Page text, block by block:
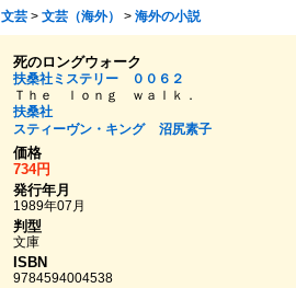
文芸> 文芸（海外） > 海外の小説
死のロングウォーク
扶桑社ミステリー ００６２
Ｔｈｅ ｌｏｎｇ ｗａｌｋ．
扶桑社
スティーヴン・キング
沼尻素子
価格
734円
発行年月
1989年07月
判型
文庫
ISBN
9784594004538